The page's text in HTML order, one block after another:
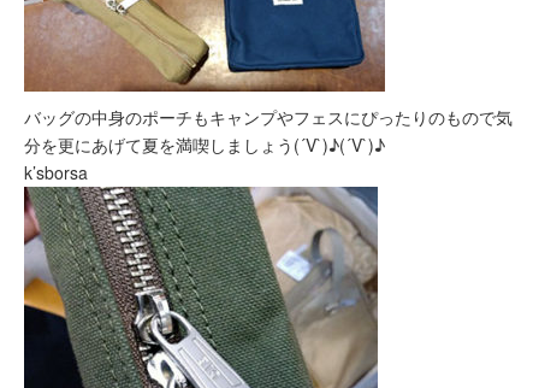
バッグの中身のポーチもキャンプやフェスにぴったりのもので気
分を更にあげて夏を満喫しましょう(´V`)♪(´V`)♪
k’sborsa